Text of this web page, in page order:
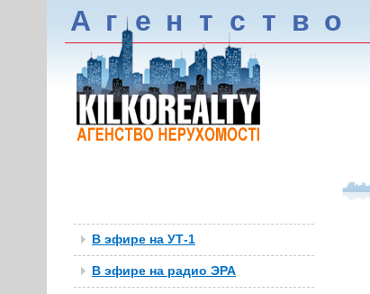
А г е н т c т в о
В эфире на УТ-1
В эфире на радио ЭРА